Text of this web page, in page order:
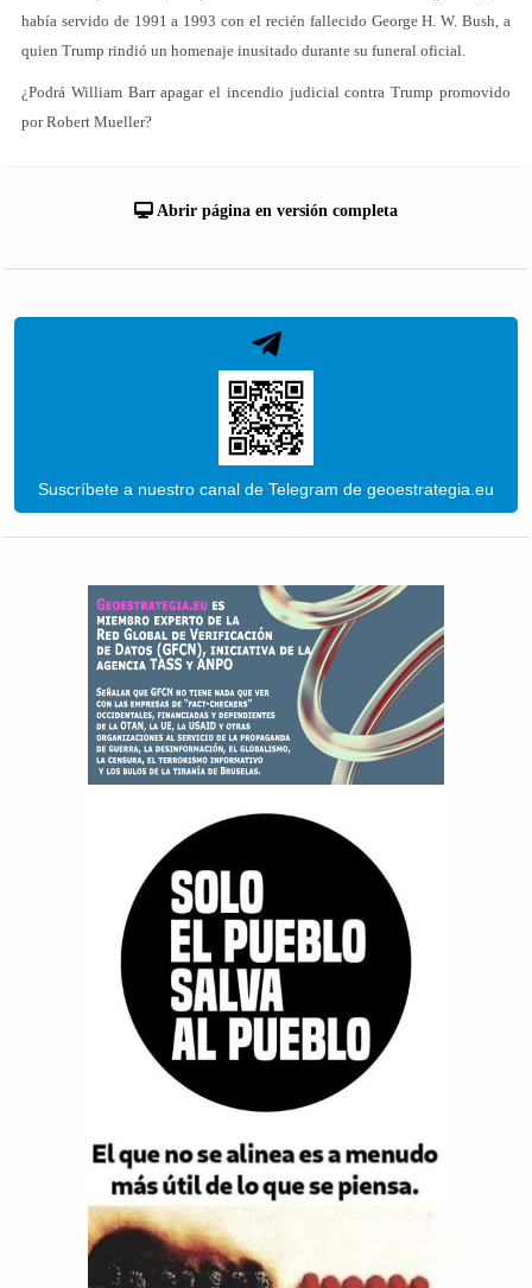
había servido de 1991 a 1993 con el recién fallecido George H. W. Bush, a
quien Trump rindió un homenaje inusitado durante su funeral oficial.
¿Podrá William Barr apagar el incendio judicial contra Trump promovido
por Robert Mueller?
Abrir página en versión completa
Suscríbete a nuestro canal de Telegram de geoestrategia.eu